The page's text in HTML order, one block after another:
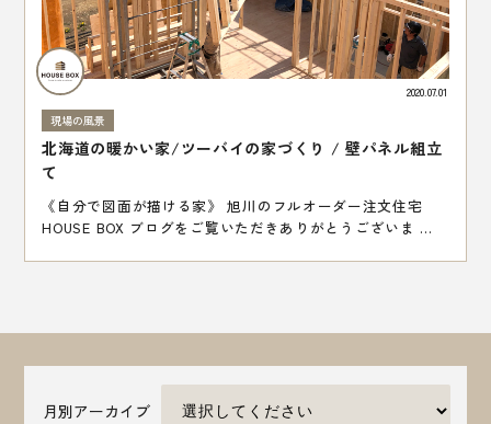
2020.07.01
現場の風景
北海道の暖かい家/ツーバイの家づくり / 壁パネル組立
て
《自分で図面が描ける家》 旭川のフルオーダー注文住宅
HOUSE BOX ブログをご覧いただきありがとうございま ...
月別アーカイブ